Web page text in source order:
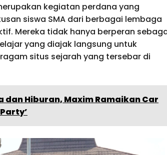
kegiatan perdana yang
siswa SMA dari berbagai lembaga
Mereka tidak hanya berperan
yang diajak langsung untuk
situs sejarah yang tersebar di
Hiburan, Maxim Ramaikan Car